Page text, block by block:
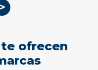
>
ofrecen